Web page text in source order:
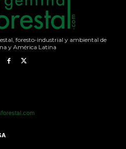
foresto-industrial y ambiental de
y América Latina